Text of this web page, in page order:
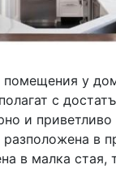
помещения у
с
и
разположена в
в малка стая,